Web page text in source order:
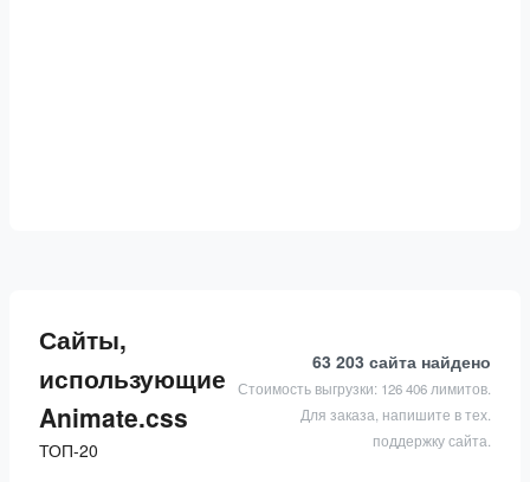
Сайты,
использующие
Animate.css
ТОП-20
63 203 сайта найдено
Стоимость выгрузки: 126 406 лимитов.
Для заказа, напишите в тех.
поддержку сайта.